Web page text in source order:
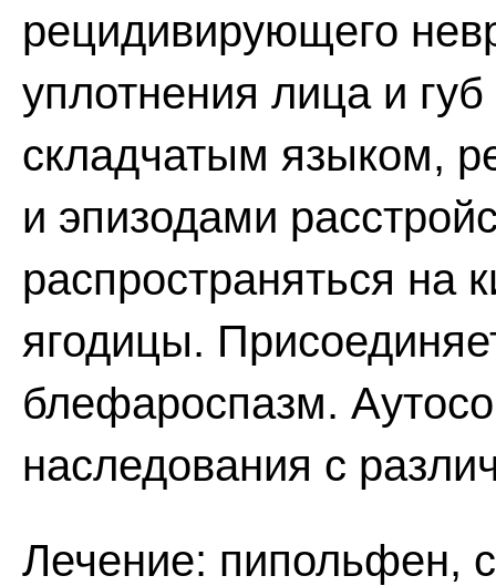
рецидивирующего
уплотнения лица и
складчатым языком,
и эпизодами
распространяться на
ягодицы.
блефароспазм.
наследования с
Лечение: пипольфен,